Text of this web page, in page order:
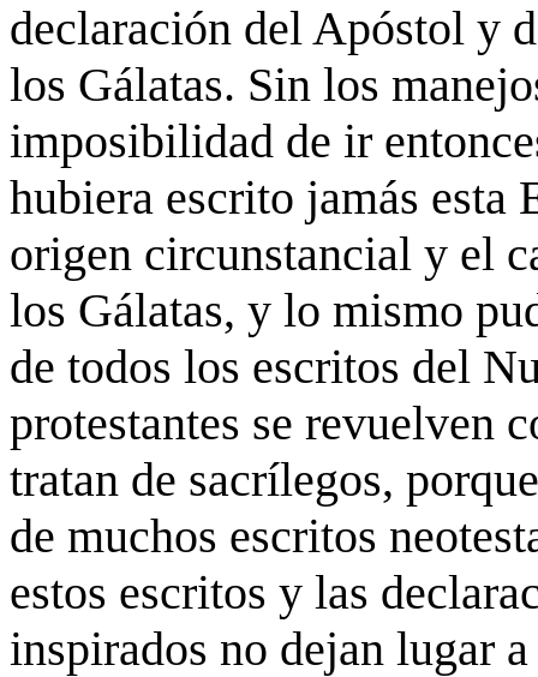
declaración del Apóstol y
los Gálatas. Sin los
imposibilidad de ir
hubiera escrito jamás esta
origen circunstancial y el
los Gálatas, y lo mismo
de todos los escritos del
protestantes se revuelven
tratan de sacrílegos,
de muchos escritos
estos escritos y las
inspirados no dejan lugar